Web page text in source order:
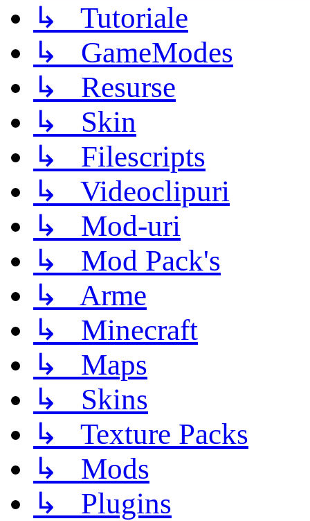
↳ Tutoriale
↳ GameModes
↳ Resurse
↳ Skin
↳ Filescripts
↳ Videoclipuri
↳ Mod-uri
↳ Mod Pack's
↳ Arme
↳ Minecraft
↳ Maps
↳ Skins
↳ Texture Packs
↳ Mods
↳ Plugins